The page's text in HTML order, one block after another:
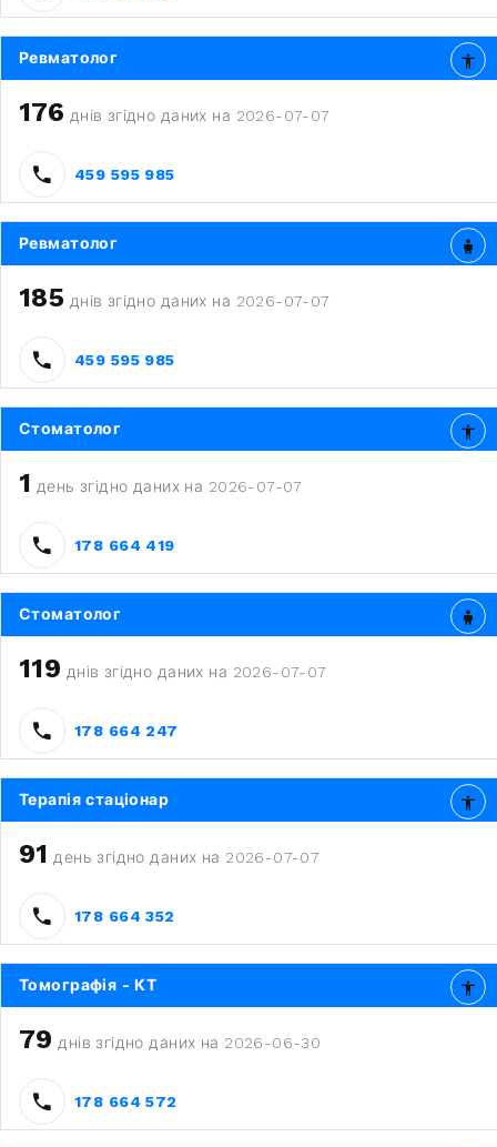
Ревматолог
176 днів згідно даних на 2026-07-07
459 595 985
Ревматолог
185 днів згідно даних на 2026-07-07
459 595 985
Стоматолог
1 день згідно даних на 2026-07-07
178 664 419
Стоматолог
119 днів згідно даних на 2026-07-07
178 664 247
Терапія стаціонар
91 день згідно даних на 2026-07-07
178 664 352
Томографія - КТ
79 днів згідно даних на 2026-06-30
178 664 572